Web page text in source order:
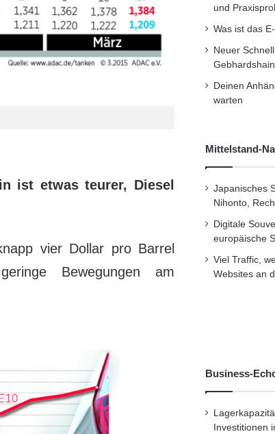
ist etwas teurer, Diesel
vier Dollar pro Barrel
Bewegungen am
und
Was ist das
Neuer
Gebhardshain
Deinen
warten
Mittelstand-
Japanisches
Nihonto,
Digitale
europäische
Viel Traffic,
Websites an
Business-
Investitionen